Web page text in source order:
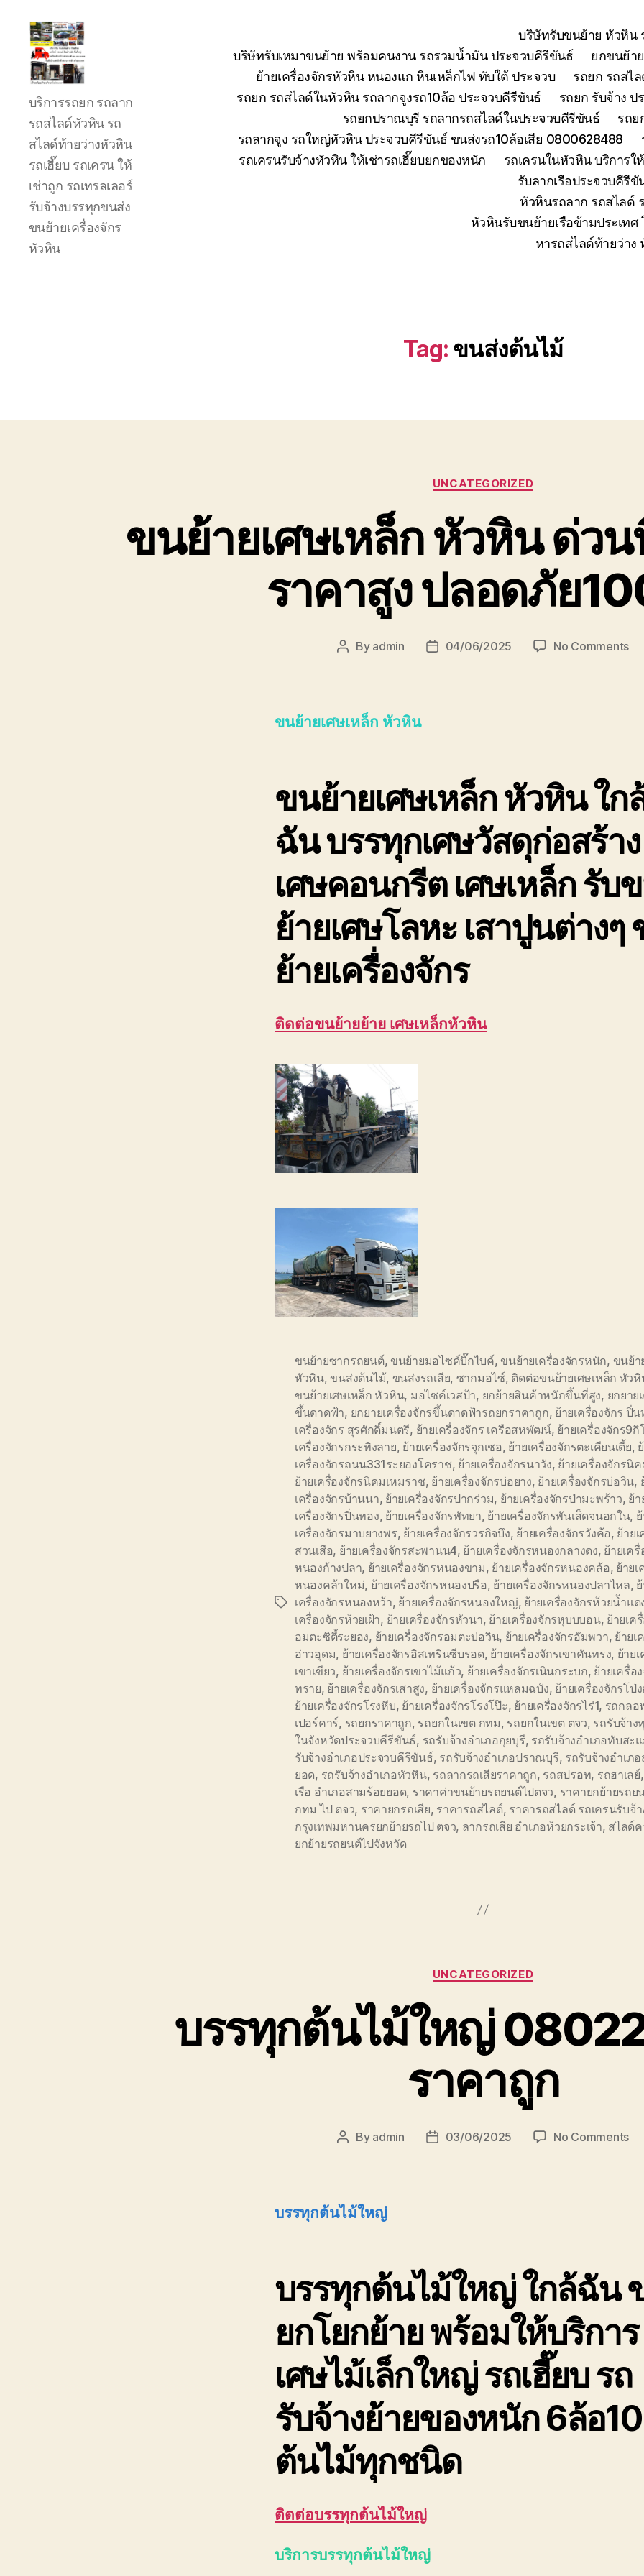
ลาก
รถ
สไลด์
เขต
หัวหิน
24
ชั่วโมง
ติดต่อ
โทร
บริการรถยก รถลาก
รถสไลด์หัวหิน รถ
สไลด์ท้ายว่างหัวหิน
รถเฮี๊ยบ รถเครน ให้
เช่าถูก รถเทรลเลอร์
รับจ้างบรรทุกขนส่ง
ขนย้ายเครื่องจักร
หัวหิน
บริษัทรับขนย้าย หัวหิน
บริษัทรับเหมาขนย้าย พร้อมคนงาน รถรวมน้ำมัน ประจวบคีรีขันธ์
ยกขนย้า
ย้ายเครื่องจักรหัวหิน หนองแก หินเหล็กไฟ ทับใต้ ประจวบ
รถยก รถสไ
รถยก รถสไลด์ในหัวหิน รถลากจูงรถ10ล้อ ประจวบคีรีขันธ์
รถยก รับจ้าง ป
รถยกปราณบุรี รถลากรถสไลด์ในประจวบคีรีขันธ์
รถย
รถลากจูง รถใหญ่หัวหิน ประจวบคีรีขันธ์ ขนส่งรถ10ล้อเสีย 0800628488
รถเครนรับจ้างหัวหิน ให้เช่ารถเฮี๊ยบยกของหนัก
รถเครนในหัวหิน บริการ
รับลากเรือประจวบคีรี
หัวหินรถลาก รถสไลด์
หัวหินรับขนย้ายเรือข้ามประเท
หารถสไลด์ท้ายว่า
Tag: ขนส่งต้นไม้
Categories
UNCATEGORIZED
ขนย้ายเศษเหล็ก หัวหิน ด่ว
ราคาสูง ปลอดภัย
Post
By admin
Post04/06/2025 No Commentson
รับ
ซื้อ
สูง
ปล
ขนย้ายเศษเหล็ก หัวหิน
ขนย้ายเศษเหล็ก หัวหินใก
ฉัน บรรทุกเศษวัสดุก่อสร้าง
เศษคอนกรีต เศษเหล็ก รับ
ย้ายเศษโลหะ เสาปูนต่างๆ
ย้ายเครื่องจักร
ติดต่อขนย้ายย้าย เศษเหล็กหัวหิน
Tags
ขนย้ายซากรถยนต์, ขนย้ายมอไซค์บิ๊กไบค์, ขนย้ายเครื่องจักรหนัก, ขนย้า
หัวหิน, ขนส่งต้นไม้, ขนส่งรถเสีย, ซากมอไซ์, ติดต่อขนย้ายเศษเหล็ก หัว
ขนย้ายเศษเหล็ก หัวหิน, มอไซค์เวสป้า, ยกย้ายสินค้าหนักขึ้นที่สูง, ยกยาย
ขึ้นดาดฟ้า, ยกยายเครื่องจักรขึ้นดาดฟ้ารถยกราคาถูก, ย้ายเครื่องจักร ปิ่
เครื่องจักร สุรศักดิ์มนตรี, ย้ายเครื่องจักร เครือสหพัฒน์, ย้ายเครื่องจักร9กิ
เครื่องจักรกระทิงลาย, ย้ายเครื่องจักรจุกเชอ, ย้ายเครื่องจักรตะเคียนเตี้ย,
เครื่องจักรถนน331ระยองโคราช, ย้ายเครื่องจักรนาวัง, ย้ายเครื่องจักรนิ
ย้ายเครื่องจักรนิคมเหมราช, ย้ายเครื่องจักรบ่อยาง, ย้ายเครื่องจักรบ่อวิน,
เครื่องจักรบ้านนา, ย้ายเครื่องจักรปากร่วม, ย้ายเครื่องจักรป่ามะพร้าว, ย้า
เครื่องจักรปิ่นทอง, ย้ายเครื่องจักรพัทยา, ย้ายเครื่องจักรพันเส็ดจนอกใน,
เครื่องจักรมาบยางพร, ย้ายเครื่องจักรวรกิจบึง, ย้ายเครื่องจักรวังค้อ, ย้าย
สวนเสือ, ย้ายเครื่องจักรสะพานน4, ย้ายเครื่องจักรหนองกลางดง, ย้ายเค
หนองก้างปลา, ย้ายเครื่องจักรหนองขาม, ย้ายเครื่องจักรหนองคล้อ, ย้ายเ
หนองคล้าใหม่, ย้ายเครื่องจักรหนองปรือ, ย้ายเครื่องจักรหนองปลาไหล,
เครื่องจักรหนองหว้า, ย้ายเครื่องจักรหนองใหญ่, ย้ายเครื่องจักรห้วยน้ำแด
เครื่องจักรห้วยเฝ้า, ย้ายเครื่องจักรหัวนา, ย้ายเครื่องจักรหุบบบอน, ย้ายเค
อมตะซิตี้ระยอง, ย้ายเครื่องจักรอมตะบ่อวิน, ย้ายเครื่องจักรอัมพวา, ย้ายเ
อ่าวอุดม, ย้ายเครื่องจักรอิสเทรินซีบรอด, ย้ายเครื่องจักรเขาคันทรง, ย้าย
เขาเขียว, ย้ายเครื่องจักรเขาไม้แก้ว, ย้ายเครื่องจักรเนินกระบก, ย้ายเครื่อ
ทราย, ย้ายเครื่องจักรเสาสูง, ย้ายเครื่องจักรแหลมฉบัง, ย้ายเครื่องจักรโป่
ย้ายเครื่องจักรโรงหีบ, ย้ายเครื่องจักรโรงโป๊ะ, ย้ายเครื่องจักรไร่1, รถกลอ
เปอร์คาร์, รถยกราคาถูก, รถยกในเขต กทม, รถยกในเขต ตจว, รถรับจ้าง
ในจังหวัดประจวบคีรีขันธ์, รถรับจ้างอำเภอกุยบุรี, รถรับจ้างอำเภอทับสะ
รับจ้างอำเภอประจวบคีรีขันธ์, รถรับจ้างอำเภอปราณบุรี, รถรับจ้างอำเภ
ยอด, รถรับจ้างอำเภอหัวหิน, รถลากรถเสียราคาถูก, รถสปรอท, รถฮาเลย์,
เรือ อำเภอสามร้อยยอด, ราคาค่าขนย้ายรถยนต์ไปตจว, ราคายกย้ายรถย
กทม ไป ตจว, ราคายกรถเสีย, ราคารถสไลด์, ราคารถสไลด์ รถเครนรับจ้า
กรุงเทพมหานครยกย้ายรถไป ตจว, ลากรถเสีย อำเภอห้วยกระเจ้า, สไลด์
ยกย้ายรถยนต์ไปจังหวัด
Categories
UNCATEGORIZED
บรรทุกต้นไม้ใหญ่
ราคาถูก
Post
By admin
Post03/06/2025 No Commentson
บรรทุกต้นไม้ใหญ่
บรรทุกต้นไม้ใหญ่ ใกล้ฉัน
ยกโยกย้าย พร้อมให้บริการ
เศษไม้เล็กใหญ่ รถเฮี๊ยบ รถ
รับจ้างย้ายของหนัก 6ล้อ
ต้นไม้ทุกชนิด
ติดต่อบรรทุกต้นไม้ใหญ่
บริการบรรทุกต้นไม้ใหญ่